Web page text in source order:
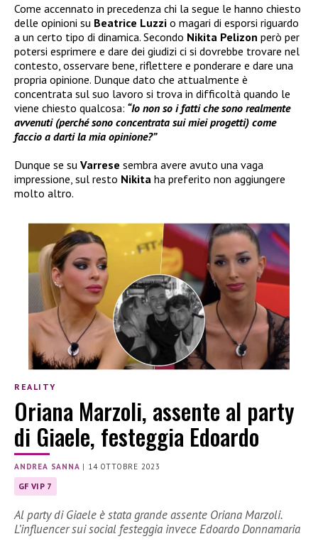
Come accennato in precedenza chi la segue le hanno chiesto
delle opinioni su Beatrice Luzzi o magari di esporsi riguardo
a un certo tipo di dinamica. Secondo Nikita Pelizon però per
potersi esprimere e dare dei giudizi ci si dovrebbe trovare nel
contesto, osservare bene, riflettere e ponderare e dare una
propria opinione. Dunque dato che attualmente è
concentrata sul suo lavoro si trova in difficoltà quando le
viene chiesto qualcosa: “Io non so i fatti che sono realmente
avvenuti (perché sono concentrata sui miei progetti) come
faccio a darti la mia opinione?”
Dunque se su Varrese sembra avere avuto una vaga
impressione, sul resto Nikita ha preferito non aggiungere
molto altro.
REALITY
Oriana Marzoli, assente al party
di Giaele, festeggia Edoardo
ANDREA SANNA | 14 OTTOBRE 2023
GF VIP 7
Al party di Giaele è stata grande assente Oriana Marzoli.
L’influencer sui social festeggia invece Edoardo Donnamaria